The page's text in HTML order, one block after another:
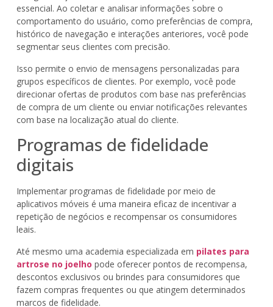
essencial. Ao coletar e analisar informações sobre o
comportamento do usuário, como preferências de compra,
histórico de navegação e interações anteriores, você pode
segmentar seus clientes com precisão.
Isso permite o envio de mensagens personalizadas para
grupos específicos de clientes. Por exemplo, você pode
direcionar ofertas de produtos com base nas preferências
de compra de um cliente ou enviar notificações relevantes
com base na localização atual do cliente.
Programas de fidelidade
digitais
Implementar programas de fidelidade por meio de
aplicativos móveis é uma maneira eficaz de incentivar a
repetição de negócios e recompensar os consumidores
leais.
Até mesmo uma academia especializada em pilates para
artrose no joelho pode oferecer pontos de recompensa,
descontos exclusivos ou brindes para consumidores que
fazem compras frequentes ou que atingem determinados
marcos de fidelidade.